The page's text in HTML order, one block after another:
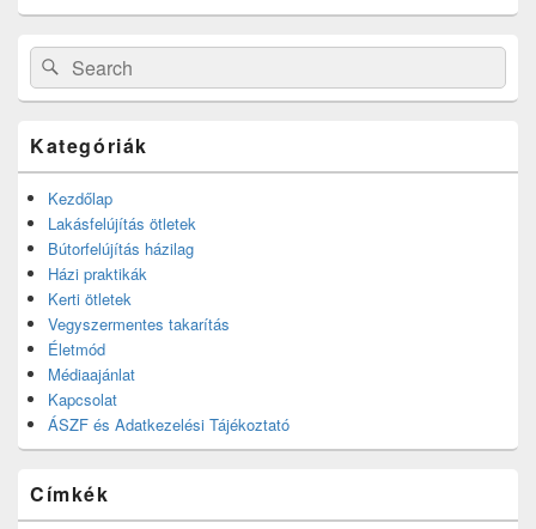
Search
for:
Search
Kategóriák
Kezdőlap
Lakásfelújítás ötletek
Bútorfelújítás házilag
Házi praktikák
Kerti ötletek
Vegyszermentes takarítás
Életmód
Médiaajánlat
Kapcsolat
ÁSZF és Adatkezelési Tájékoztató
Címkék